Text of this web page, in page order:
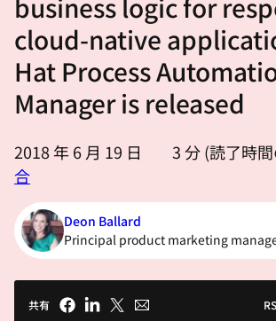
く
business logic for
cloud-native
Hat Process
Manager is released
2018 年 6 月 19 日 3分 (読了時
合
Deon Ballard
Principal product marketing
共有